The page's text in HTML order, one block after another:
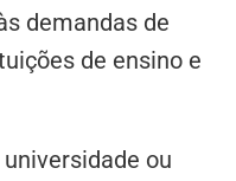
demandas de
de ensino e
ou